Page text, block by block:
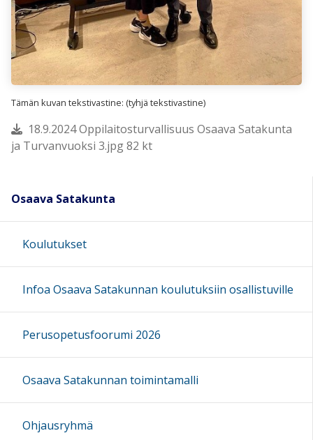
Tämän kuvan tekstivastine: (tyhjä tekstivastine)
18.9.2024 Oppilaitosturvallisuus Osaava Satakunta
ja Turvanvuoksi 3.jpg 82 kt
Osaava Satakunta
Koulutukset
Infoa Osaava Satakunnan koulutuksiin osallistuville
Perusopetusfoorumi 2026
Osaava Satakunnan toimintamalli
Ohjausryhmä